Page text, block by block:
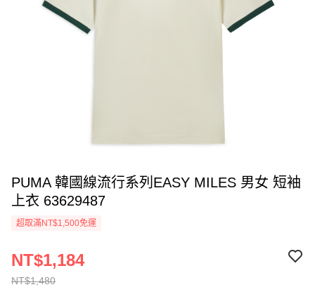
PUMA 韓國線流行系列EASY MILES 男女 短袖
上衣 63629487
超取滿NT$1,500免運
NT$1,480
NT$1,184